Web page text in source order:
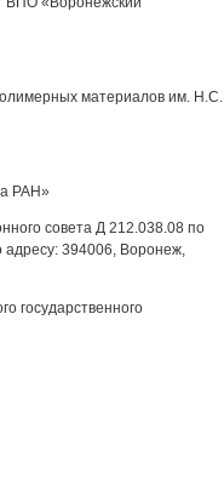
материалов им. Н.С.
РАН»
совета Д 212.038.08 по
адресу: 394006, Воронеж,
государственного